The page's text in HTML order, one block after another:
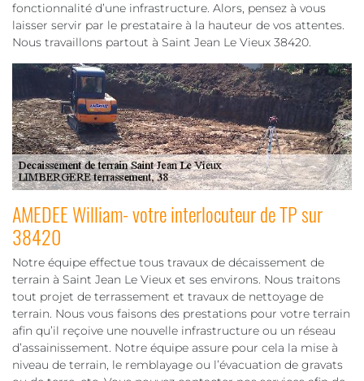
fonctionnalité d’une infrastructure. Alors, pensez à vous
laisser servir par le prestataire à la hauteur de vos attentes.
Nous travaillons partout à Saint Jean Le Vieux 38420.
AMEDEE William- votre interlocuteur de TP sur
38420
Notre équipe effectue tous travaux de décaissement de
terrain à Saint Jean Le Vieux et ses environs. Nous traitons
tout projet de terrassement et travaux de nettoyage de
terrain. Nous vous faisons des prestations pour votre terrain
afin qu’il reçoive une nouvelle infrastructure ou un réseau
d’assainissement. Notre équipe assure pour cela la mise à
niveau de terrain, le remblayage ou l’évacuation de gravats